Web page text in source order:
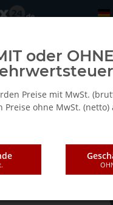
Invis Zubehör
Mx2
Stück
oder OHNE
Preise mit MwSt.
Preise ohne MwSt. (netto)